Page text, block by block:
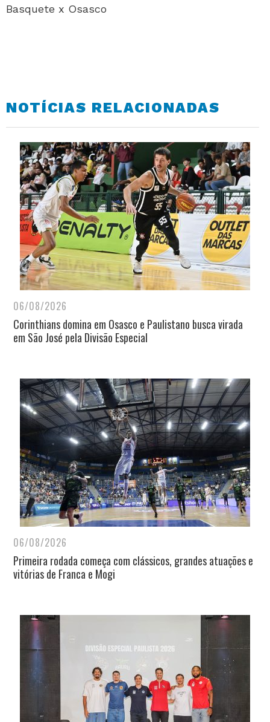
Basquete x Osasco
NOTÍCIAS RELACIONADAS
06/08/2026
Corinthians domina em Osasco e Paulistano busca virada
em São José pela Divisão Especial
06/08/2026
Primeira rodada começa com clássicos, grandes atuações e
vitórias de Franca e Mogi